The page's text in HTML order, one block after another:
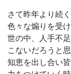
さて昨年より続
色々な煽りを受
世の中、人手不
こないだろうと
知恵を出し合い